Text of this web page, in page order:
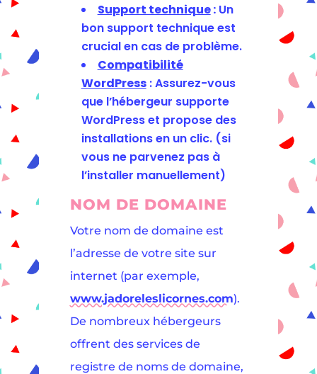
Support technique:Un
bon support technique est
crucial en cas de problème.
Compatibilité
WordPress: Assurez-vous
que l’hébergeur supporte
WordPress et propose des
installations en un clic. (si
vous ne parvenez pas à
l’installer manuellement)
NOM DE DOMAINE
Votre nom de domaine est
l’adresse de votre site sur
internet (par exemple,
www.jadoreleslicornes.com).
De nombreux hébergeurs
offrent des services de
registre de noms de domaine,